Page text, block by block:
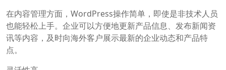
在内容管理方面，WordPress操作简单，即使是非技术人员
也能轻松上手。企业可以方便地更新产品信息、发布新闻资
讯等内容，及时向海外客户展示最新的企业动态和产品特
点。